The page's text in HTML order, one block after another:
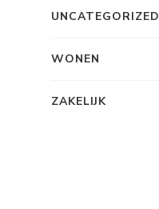
UNCATEGORIZED
WONEN
ZAKELIJK